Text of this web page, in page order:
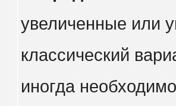
увеличенные или
классический
иногда